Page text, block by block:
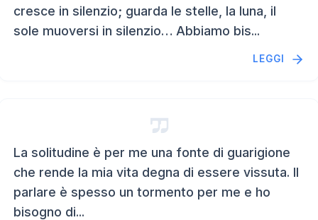
cresce in silenzio; guarda le stelle, la luna, il
sole muoversi in silenzio… Abbiamo bis...
LEGGI
La solitudine è per me una fonte di guarigione
che rende la mia vita degna di essere vissuta. Il
parlare è spesso un tormento per me e ho
bisogno di...